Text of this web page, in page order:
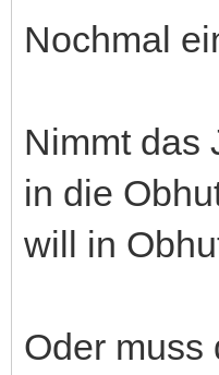
Nochmal
Nimmt das
in die
will in
Oder muss